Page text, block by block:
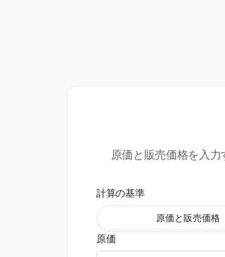
原価と販売価格を入
計算の基準
原価と販売価格
原価